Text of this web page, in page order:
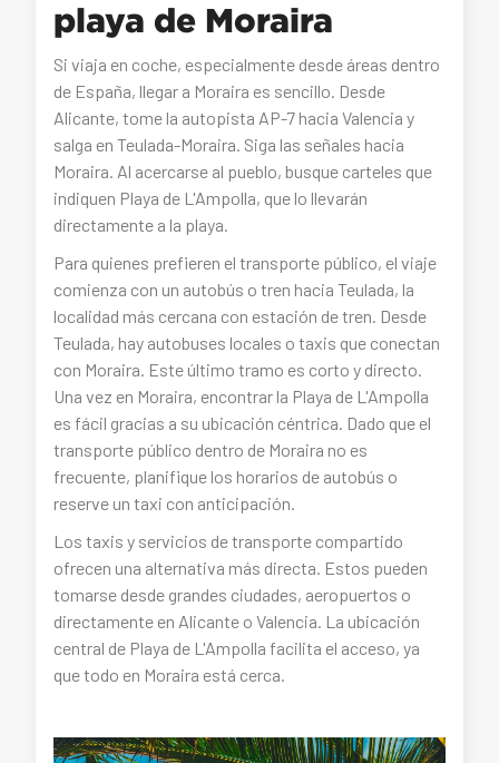
playa de Moraira
Si viaja en coche, especialmente desde áreas dentro
de España, llegar a Moraira es sencillo. Desde
Alicante, tome la autopista AP-7 hacia Valencia y
salga en Teulada-Moraira. Siga las señales hacia
Moraira. Al acercarse al pueblo, busque carteles que
indiquen Playa de L'Ampolla, que lo llevarán
directamente a la playa.
Para quienes prefieren el transporte público, el viaje
comienza con un autobús o tren hacia Teulada, la
localidad más cercana con estación de tren. Desde
Teulada, hay autobuses locales o taxis que conectan
con Moraira. Este último tramo es corto y directo.
Una vez en Moraira, encontrar la Playa de L'Ampolla
es fácil gracias a su ubicación céntrica. Dado que el
transporte público dentro de Moraira no es
frecuente, planifique los horarios de autobús o
reserve un taxi con anticipación.
Los taxis y servicios de transporte compartido
ofrecen una alternativa más directa. Estos pueden
tomarse desde grandes ciudades, aeropuertos o
directamente en Alicante o Valencia. La ubicación
central de Playa de L'Ampolla facilita el acceso, ya
que todo en Moraira está cerca.